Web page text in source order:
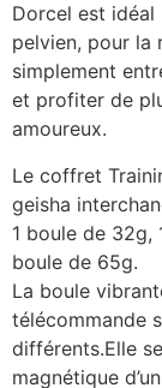
Dorcel est idéal
pelvien, pour la
simplement
et profiter de
amoureux.
Le coffret
geisha
1 boule de 32g,
boule de 65g.
La boule
télécommande
différents.Elle
magnétique